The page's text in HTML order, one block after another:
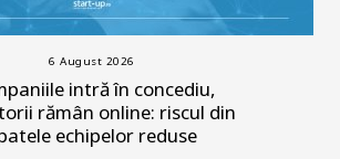
6 August 2026
intră în concediu,
rămân online: riscul din
echipelor reduse